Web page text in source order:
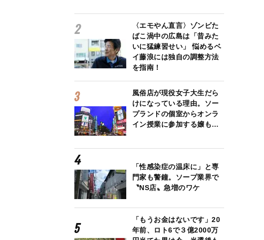
〈エモやん直言〉ゾンビた
ばこ渦中の広島は「昔みた
いに猛練習せい」 悩めるベ
イ藤浪には独自の調整方法
を指南！
風俗店が現役女子大生だら
けになっている理由。ソー
プランドの個室からオンラ
イン授業に参加する嬢も…
「性感染症の温床に」と専
門家も警鐘。ソープ業界で
〝NS店〟急増のワケ
「もうお金はないです」20
年前、ロト6で３億2000万